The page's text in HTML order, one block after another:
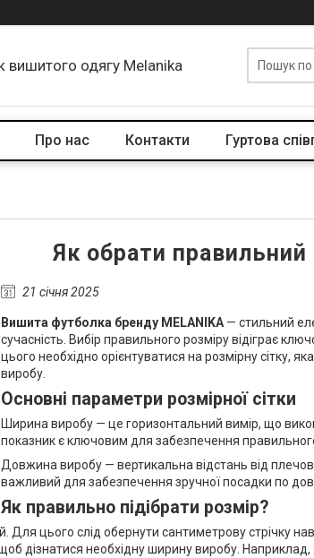
вишитого одягу Melanika
Про нас Контакти Гуртова
Як обрати
21 січня 2025
Вишита футболка бренду MELANIKA — стильний
сучасність. Вибір правильного розміру відіграє
цього необхідно орієнтуватися на розмірну сітку,
виробу.
Основні параметри розмірної сітки
Ширина виробу — це горизонтальний вимір, що
показник є ключовим для забезпечення
Довжина виробу — вертикальна відстань від
важливий для забезпечення зручної посадки по
Як правильно підібрати розмір?
Для цього слід обернути сантиметрову стрічку
дізнатися необхідну ширину виробу.